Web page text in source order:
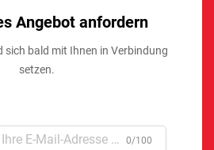
Angebot anfordern
sich bald mit Ihnen in Verbindung
setzen.
0/100